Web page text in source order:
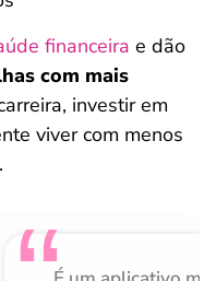
financeira e dão
com mais
investir em
viver com menos